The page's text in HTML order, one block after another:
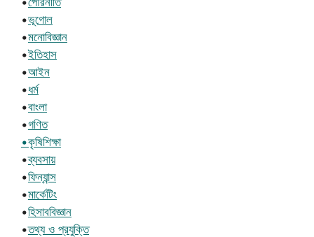
•ভূগোল
•মনোবিজ্ঞান
•ইতিহাস
•আইন
•ধর্ম
•বাংলা
•গণিত
•কৃষিশিক্ষা
•ব্যবসায়
•ফিন্যান্স
•মার্কেটিং
•হিসাববিজ্ঞান
•তথ্য ও প্রযুক্তি